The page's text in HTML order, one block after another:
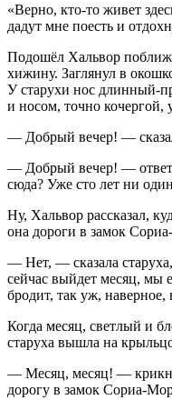
«Верно, кто-то живет
дадут мне поесть и
Подошёл Хальвор
хижину. Заглянул в
У старухи нос длинный-
и носом, точно кочергой,
— Добрый вечер! —
— Добрый вечер! —
сюда? Уже сто лет ни
Ну, Хальвор рассказал,
она дороги в замок
— Нет, — сказала
сейчас выйдет месяц, мы
бродит, так уж, наверное,
Когда месяц, светлый и
старуха вышла на
— Месяц, месяц! —
дорогу в замок Сориа-